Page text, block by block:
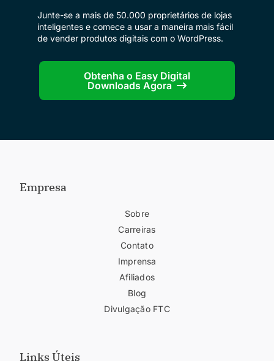
Junte-se a mais de 50.000 proprietários de lojas
inteligentes e comece a usar a maneira mais fácil
de vender produtos digitais com o WordPress.
Obtenha o Easy Digital
Downloads Agora
Empresa
Sobre
Carreiras
Contato
Imprensa
Afiliados
Blog
Divulgação FTC
Links Úteis